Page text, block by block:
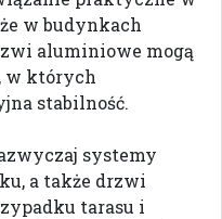
w budynkach
aluminiowe mogą
w których
stabilność.
systemy
a także drzwi
tarasu i